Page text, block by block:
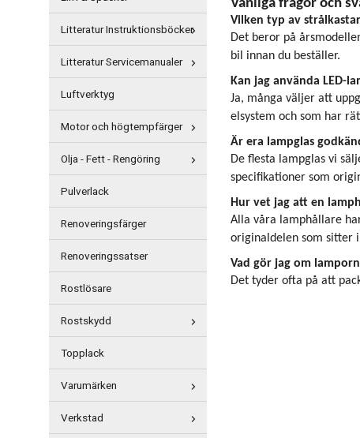
Litteratur Instruktionsböcker
Litteratur Servicemanualer
Luftverktyg
Motor och högtempfärger
Olja - Fett - Rengöring
Pulverlack
Renoveringsfärger
Renoveringssatser
Rostlösare
Rostskydd
Topplack
Varumärken
Verkstad
Vanliga frågor och
Vilken typ av
Det beror på
bil innan du beställer.
Kan jag använda LED-
Ja, många väljer att
elsystem och som har
Är era lampglas
De flesta lampglas vi
specifikationer som
Hur vet jag att en
Alla våra lamphållare
originaldelen som sitter
Vad gör jag om
Det tyder ofta på att